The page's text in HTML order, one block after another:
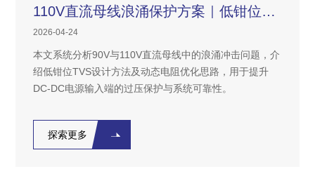
110V直流母线浪涌保护方案｜低钳位TVS设计
2026-04-24
本文系统分析90V与110V直流母线中的浪涌冲击问题，介
绍低钳位TVS设计方法及动态电阻优化思路，用于提升
DC-DC电源输入端的过压保护与系统可靠性。
探索更多